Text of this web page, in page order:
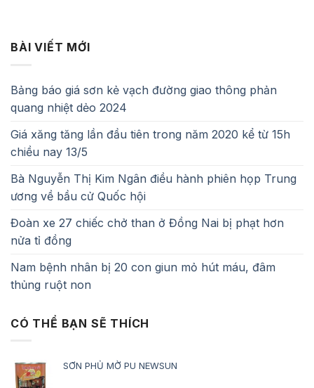
BÀI VIẾT MỚI
Bảng báo giá sơn kẻ vạch đường giao thông phản
quang nhiệt dẻo 2024
Giá xăng tăng lần đầu tiên trong năm 2020 kể từ 15h
chiều nay 13/5
Bà Nguyễn Thị Kim Ngân điều hành phiên họp Trung
ương về bầu cử Quốc hội
Đoàn xe 27 chiếc chở than ở Đồng Nai bị phạt hơn
nửa tỉ đồng
Nam bệnh nhân bị 20 con giun mỏ hút máu, đâm
thủng ruột non
CÓ THỂ BẠN SẼ THÍCH
SƠN PHỦ MỜ PU NEWSUN